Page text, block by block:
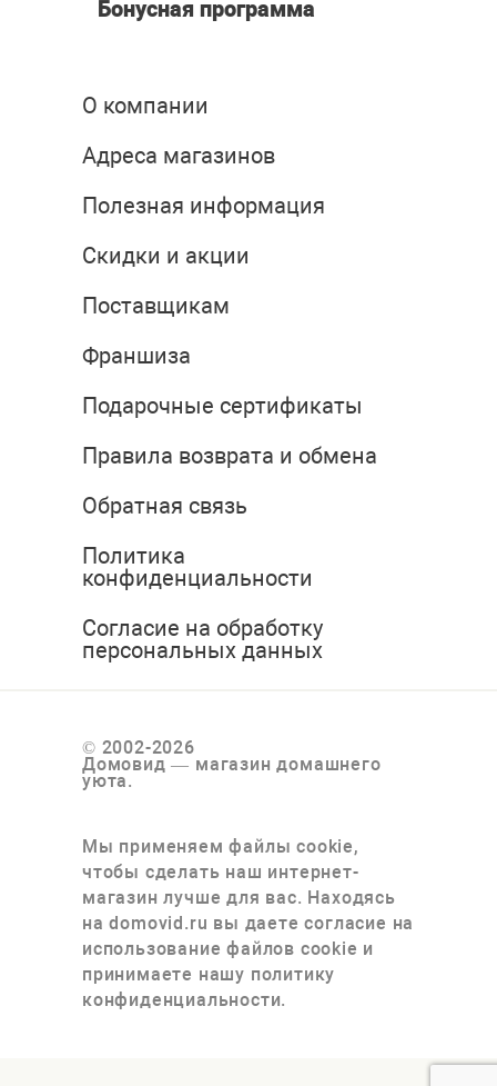
Бонусная программа
О компании
Адреса магазинов
Полезная информация
Скидки и акции
Поставщикам
Франшиза
Подарочные сертификаты
Правила возврата и обмена
Обратная связь
Политика
конфиденциальности
Согласие на обработку
персональных данных
© 2002-2026
Домовид — магазин домашнего
уюта.
Мы применяем файлы cookie,
чтобы сделать наш интернет-
магазин лучше для вас. Находясь
на domovid.ru вы даете согласие на
использование файлов cookie и
принимаете нашу политику
конфиденциальности.